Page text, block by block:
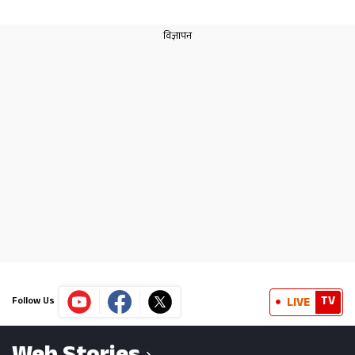
Follow Us LIVE TV